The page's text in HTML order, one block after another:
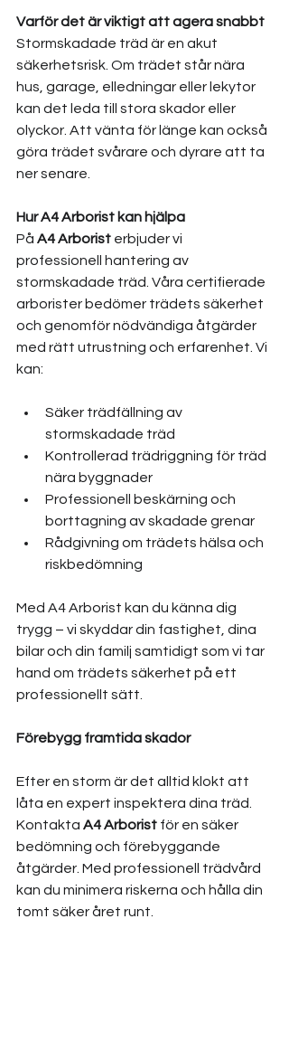
Varför det är viktigt att agera snabbt
Stormskadade träd är en akut
säkerhetsrisk. Om trädet står nära
hus, garage, elledningar eller lekytor
kan det leda till stora skador eller
olyckor. Att vänta för länge kan också
göra trädet svårare och dyrare att ta
ner senare.
Hur A4 Arborist kan hjälpa
På A4 Arborist erbjuder vi
professionell hantering av
stormskadade träd. Våra certifierade
arborister bedömer trädets säkerhet
och genomför nödvändiga åtgärder
med rätt utrustning och erfarenhet. Vi
kan:
Säker trädfällning av
stormskadade träd
Kontrollerad trädriggning för träd
nära byggnader
Professionell beskärning och
borttagning av skadade grenar
Rådgivning om trädets hälsa och
riskbedömning
Med A4 Arborist kan du känna dig
trygg – vi skyddar din fastighet, dina
bilar och din familj samtidigt som vi tar
hand om trädets säkerhet på ett
professionellt sätt.
Förebygg framtida skador
Efter en storm är det alltid klokt att
låta en expert inspektera dina träd.
Kontakta A4 Arborist för en säker
bedömning och förebyggande
åtgärder. Med professionell trädvård
kan du minimera riskerna och hålla din
tomt säker året runt.